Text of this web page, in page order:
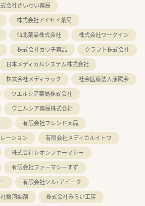
会社さいわい薬局
株式会社アイセイ薬局
仙北薬品株式会社
株式会社ワークイン
株式会社カワチ薬品
クラフト株式会社
日本メディカルシステム株式会社
株式会社メディラック
社会医療法人康陽会
ウエルシア薬局株式会社
ウエルシア薬局株式会社
有限会社フレンド薬局
ーション
有限会社メディカルイトウ
株式会社レオンファーマシー
有限会社ファーマシーすず
有限会社ソル・アビーク
銀河調剤
株式会社みらい工房